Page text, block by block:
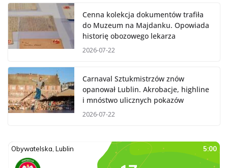
Cenna kolekcja dokumentów trafiła
do Muzeum na Majdanku. Opowiada
historię obozowego lekarza
2026-07-22
Carnaval Sztukmistrzów znów
opanował Lublin. Akrobacje, highline
i mnóstwo ulicznych pokazów
2026-07-22